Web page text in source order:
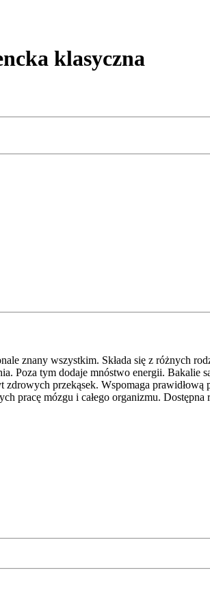
klasyczna
znany wszystkim. Składa się z różnych
Poza tym dodaje mnóstwo energii. Bakalie
zdrowych przekąsek. Wspomaga
pracę mózgu i całego organizmu.